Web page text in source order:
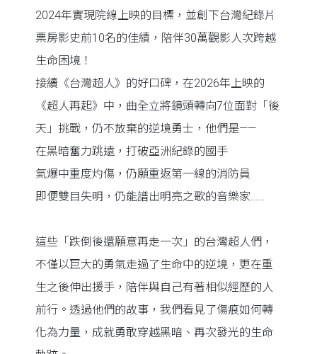
2024年實現院線上映的目標，並創下台灣紀錄片
票房影史前10名的佳績，陪伴30萬觀影人次跨越
生命困境！
接續《台灣超人》的好口碑，在2026年上映的
《超人再起》中，曲全立將鏡頭轉向7位面對「後
天」挑戰，仍不放棄的逆境勇士，他們是——
在黑暗奮力跳遠，打破亞洲紀錄的國手
氣爆中重度灼傷，仍願重返第一線的消防員
即便雙目失明，仍能譜出明亮之歌的音樂家……
這些「跌倒後還願意再走一次」的台灣超人們，
不僅以巨大的勇氣走過了生命中的逆境，更在重
生之後伸出援手，陪伴與自己有著相似經歷的人
前行。透過他們的故事，我們看見了傷痕如何轉
化為力量，成就勇敢穿越黑暗、再次發光的生命